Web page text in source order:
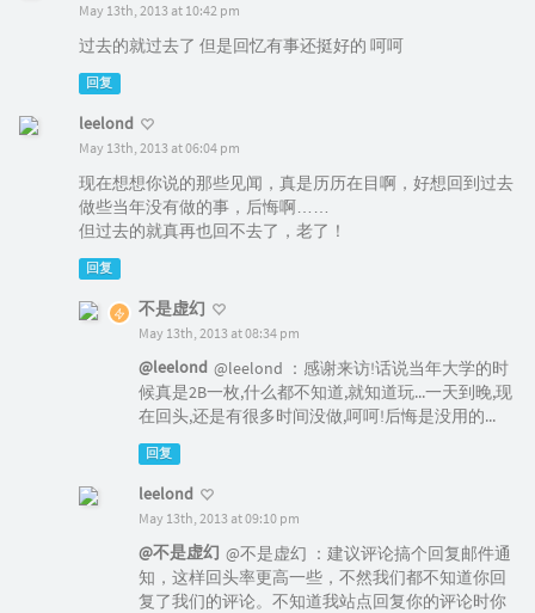
May 13th, 2013 at 10:42 pm
过去的就过去了 但是回忆有事还挺好的 呵呵
回复
leelond
May 13th, 2013 at 06:04 pm
现在想想你说的那些见闻，真是历历在目啊，好想回到过去
做些当年没有做的事，后悔啊……
但过去的就真再也回不去了，老了！
回复
不是虚幻
May 13th, 2013 at 08:34 pm
@leelond @leelond ：感谢来访!话说当年大学的时
候真是2B一枚,什么都不知道,就知道玩...一天到晚,现
在回头,还是有很多时间没做,呵呵!后悔是没用的...
回复
leelond
May 13th, 2013 at 09:10 pm
@不是虚幻 @不是虚幻 ：建议评论搞个回复邮件通
知，这样回头率更高一些，不然我们都不知道你回
复了我们的评论。不知道我站点回复你的评论时你